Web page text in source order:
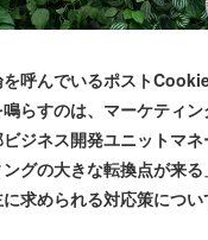
呼んでいるポスト
らすのは、マーケティ
ジネス開発ユニットマ
グの大きな転換点が来
求められる対応策につい